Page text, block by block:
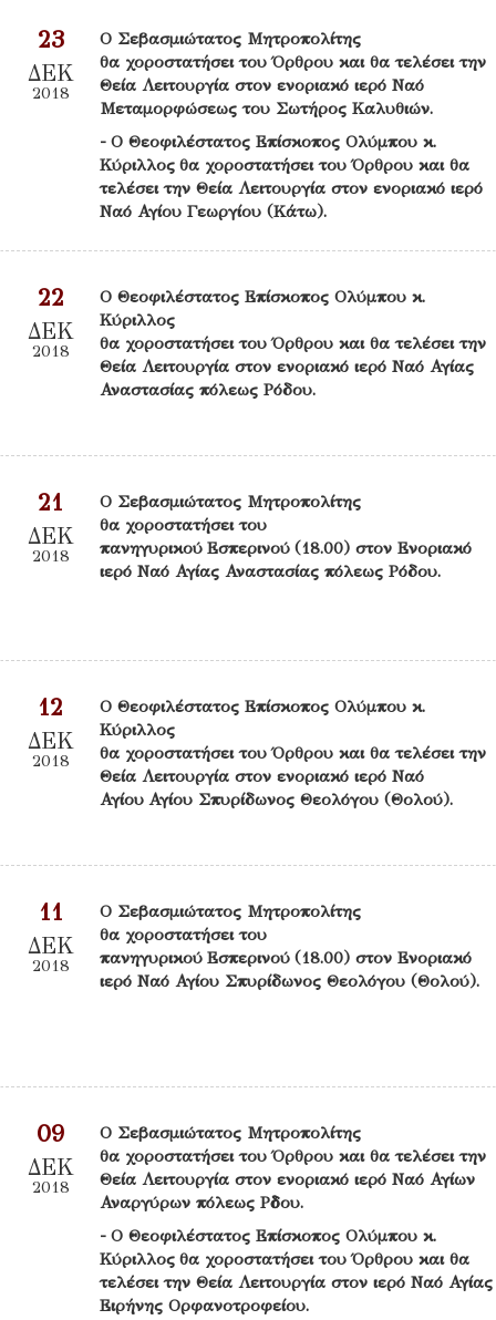
23
ΔΕΚ
2018
Ο Σεβασμιώτατος Μητροπολίτης
θα χοροστατήσει του Όρθρου και θα τελέσει την
Θεία Λειτουργία στον ενοριακό ιερό Ναό
Μεταμορφώσεως του Σωτήρος Καλυθιών.
- Ο Θεοφιλέστατος Επίσκοπος Ολύμπου κ.
Κύριλλος θα χοροστατήσει του Όρθρου και θα
τελέσει την Θεία Λειτουργία στον ενοριακό ιερό
Ναό Αγίου Γεωργίου (Κάτω).
22
ΔΕΚ
2018
Ο Θεοφιλέστατος Επίσκοπος Ολύμπου κ.
Κύριλλος
θα χοροστατήσει του Όρθρου και θα τελέσει την
Θεία Λειτουργία στον ενοριακό ιερό Ναό Αγίας
Αναστασίας πόλεως Ρόδου.
21
ΔΕΚ
2018
Ο Σεβασμιώτατος Μητροπολίτης
θα χοροστατήσει του
πανηγυρικού Εσπερινού (18.00) στον Ενοριακό
ιερό Ναό Αγίας Αναστασίας πόλεως Ρόδου.
12
ΔΕΚ
2018
Ο Θεοφιλέστατος Επίσκοπος Ολύμπου κ.
Κύριλλος
θα χοροστατήσει του Όρθρου και θα τελέσει την
Θεία Λειτουργία στον ενοριακό ιερό Ναό
Αγίου Αγίου Σπυρίδωνος Θεολόγου (Θολού).
11
ΔΕΚ
2018
Ο Σεβασμιώτατος Μητροπολίτης
θα χοροστατήσει του
πανηγυρικού Εσπερινού (18.00) στον Ενοριακό
ιερό Ναό Αγίου Σπυρίδωνος Θεολόγου (Θολού).
09
ΔΕΚ
2018
Ο Σεβασμιώτατος Μητροπολίτης
θα χοροστατήσει του Όρθρου και θα τελέσει την
Θεία Λειτουργία στον ενοριακό ιερό Ναό Αγίων
Αναργύρων πόλεως Ρὀδου.
- Ο Θεοφιλέστατος Επίσκοπος Ολύμπου κ.
Κύριλλος θα χοροστατήσει του Όρθρου και θα
τελέσει την Θεία Λειτουργία στον ιερό Ναό Αγίας
Ειρήνης Ορφανοτροφείου.